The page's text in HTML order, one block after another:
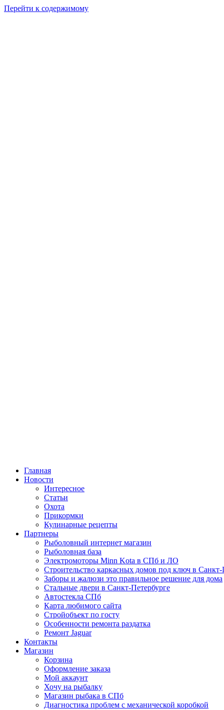
Перейти к содержимому
Главная
Новости
Интересное
Статьи
Охота
Прикормки
Кулинарные рецепты
Партнеры
Рыболовный интернет магазин
Рыболовная база
Электромоторы Minn Kota в СПб и ЛО
Строительство каркасных домов под ключ в Санкт-
Заборы и жалюзи это правильное решение для дома
Стальные двери в Санкт-Петербурге
Автостекла СПб
Карта любимого сайта
Стройобъект по госту
Особенности ремонта раздатка
Ремонт Jaguar
Контакты
Магазин
Корзина
Оформление заказа
Мой аккаунт
Хочу на рыбалку
Магазин рыбака в СПб
Диагностика проблем с механической коробкой